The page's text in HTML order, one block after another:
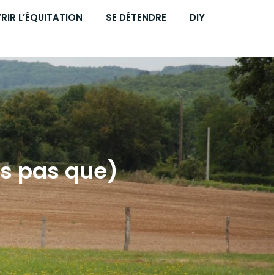
L’ÉQUITATION SE DÉTENDRE DIY
pas que)